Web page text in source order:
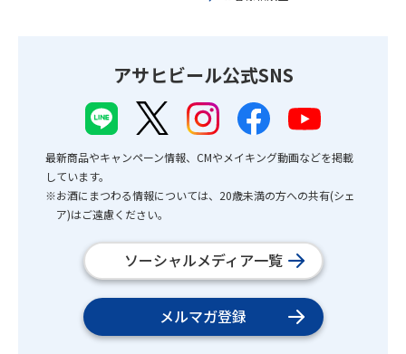
アサヒビール公式SNS
最新商品やキャンペーン情報、CMやメイキング動画などを掲載
しています。
※お酒にまつわる情報については、20歳未満の方への共有(シェ
ア)はご遠慮ください。
ソーシャルメディア一覧
メルマガ登録